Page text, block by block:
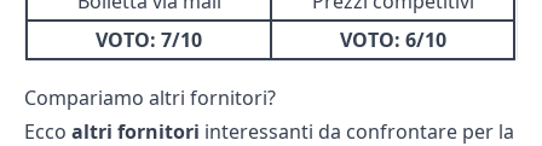
VOTO: 7/10 VOTO: 6/10
Compariamo altri fornitori?
Ecco altri fornitori interessanti da confrontare per la